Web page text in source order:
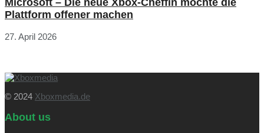
Microsoft – Die neue Xbox-Cheffin möchte die
Plattform offener machen
27. April 2026
© 2024 Xboxmedia.de
About us